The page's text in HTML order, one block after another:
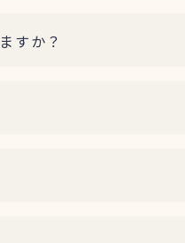
すか？